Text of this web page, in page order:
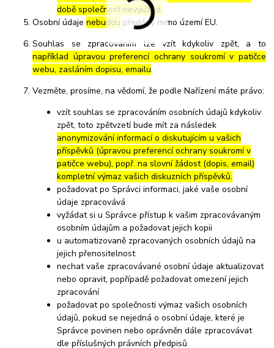
době společnost nevyužívá.
Osobní údajenebudou předány mimo území EU.
Souhlas se zpracováním lze vzít kdykoliv zpět, a to
například úpravou preferencí ochrany soukromí v patičce
webu, zasláním dopisu, emailu.
Vezměte, prosíme, na vědomí, že podle Nařízení máte právo:
vzít souhlas se zpracováním osobních údajů kdykoliv
zpět, toto zpětvzetí bude mít za následek
anonymizování informací o diskutujícím u vašich
příspěvků (úpravou preferencí ochrany soukromí v
patičce webu), popř. na slovní žádost (dopis, email)
kompletní výmaz vašich diskuzních příspěvků.
požadovat po Správci informaci, jaké vaše osobní
údaje zpracovává
vyžádat si u Správce přístup k vašim zpracovávaným
osobním údajům a požadovat jejich kopii
u automatizovaně zpracovaných osobních údajů na
jejich přenositelnost
nechat vaše zpracovávané osobní údaje aktualizovat
nebo opravit, popřípadě požadovat omezení jejich
zpracování
požadovat po společnosti výmaz vašich osobních
údajů, pokud se nejedná o osobní údaje, které je
Správce povinen nebo oprávněn dále zpracovávat
dle příslušných právních předpisů